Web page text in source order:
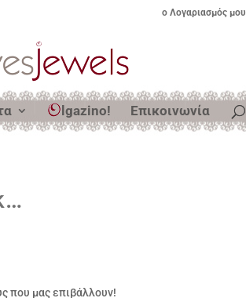
ο Λογαριασμός μου
lgazino! Επικοινωνία
που μας επιβάλλουν!